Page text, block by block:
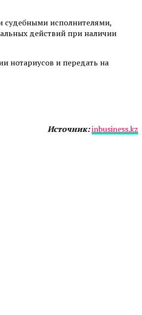
судебными исполнителями,
действий при наличии
нотариусов и передать на
Источник:inbusiness.kz